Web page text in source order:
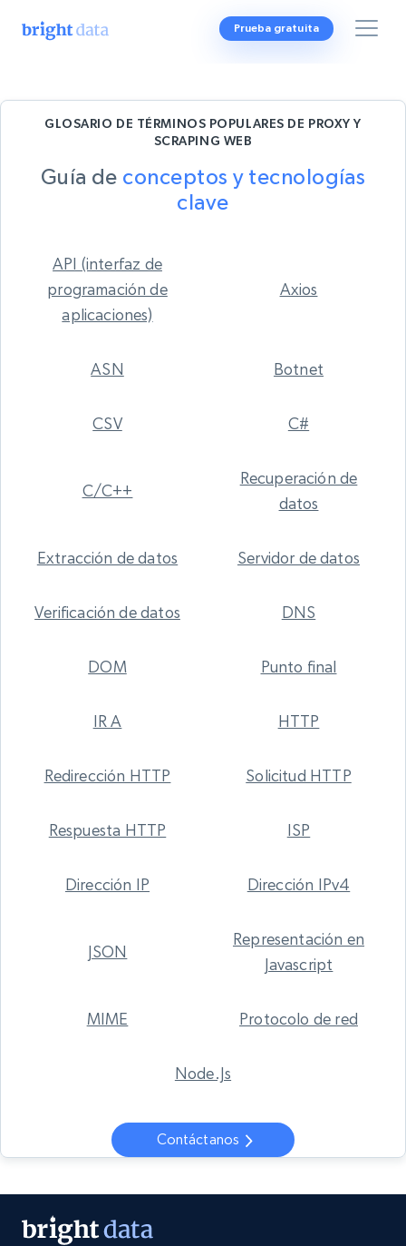
Prueba gratuita
GLOSARIO DE TÉRMINOS POPULARES DE PROXY Y
SCRAPING WEB
Guía de conceptos y tecnologías
clave
API (interfaz de
programación de
aplicaciones)
Axios
ASN Botnet
CSV C#
C/C++
Recuperación de
datos
Extracción de datos Servidor de datos
Verificación de datos DNS
DOM Punto final
IR A HTTP
Redirección HTTP Solicitud HTTP
Respuesta HTTP ISP
Dirección IP Dirección IPv4
JSON
Representación en
Javascript
MIME Protocolo de red
Node.Js
Contáctanos